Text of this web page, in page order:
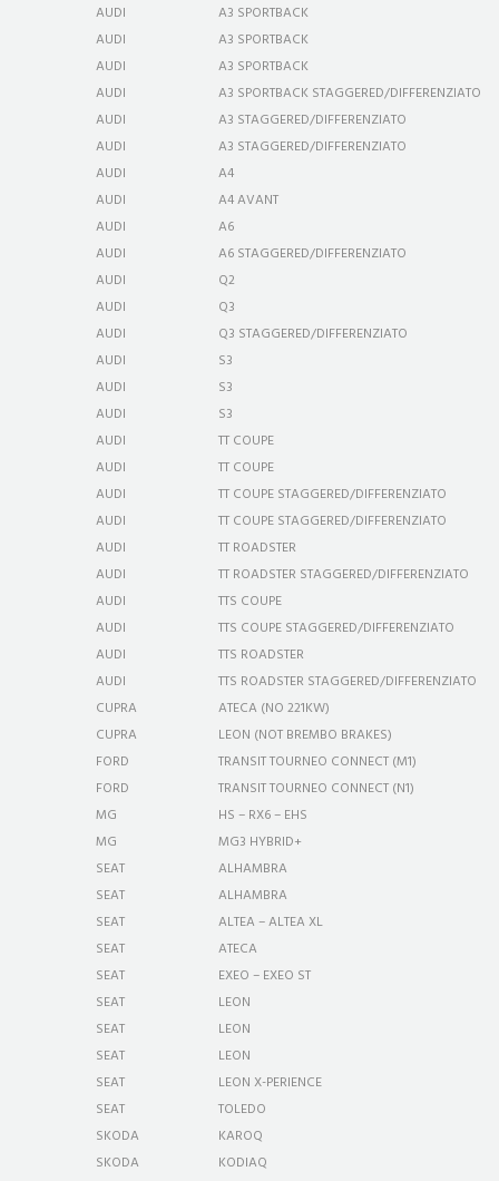
AUDI
A3 SPORTBACK
AUDI
A3 SPORTBACK
AUDI
A3 SPORTBACK
AUDI
A3 SPORTBACK STAGGERED/DIFFERENZIATO
AUDI
A3 STAGGERED/DIFFERENZIATO
AUDI
A3 STAGGERED/DIFFERENZIATO
AUDI
A4
AUDI
A4 AVANT
AUDI
A6
AUDI
A6 STAGGERED/DIFFERENZIATO
AUDI
Q2
AUDI
Q3
AUDI
Q3 STAGGERED/DIFFERENZIATO
AUDI
S3
AUDI
S3
AUDI
S3
AUDI
TT COUPE
AUDI
TT COUPE
AUDI
TT COUPE STAGGERED/DIFFERENZIATO
AUDI
TT COUPE STAGGERED/DIFFERENZIATO
AUDI
TT ROADSTER
AUDI
TT ROADSTER STAGGERED/DIFFERENZIATO
AUDI
TTS COUPE
AUDI
TTS COUPE STAGGERED/DIFFERENZIATO
AUDI
TTS ROADSTER
AUDI
TTS ROADSTER STAGGERED/DIFFERENZIATO
CUPRA
ATECA (NO 221KW)
CUPRA
LEON (NOT BREMBO BRAKES)
FORD
TRANSIT TOURNEO CONNECT (M1)
FORD
TRANSIT TOURNEO CONNECT (N1)
MG
HS – RX6 – EHS
MG
MG3 HYBRID+
SEAT
ALHAMBRA
SEAT
ALHAMBRA
SEAT
ALTEA – ALTEA XL
SEAT
ATECA
SEAT
EXEO – EXEO ST
SEAT
LEON
SEAT
LEON
SEAT
LEON
SEAT
LEON X-PERIENCE
SEAT
TOLEDO
SKODA
KAROQ
SKODA
KODIAQ